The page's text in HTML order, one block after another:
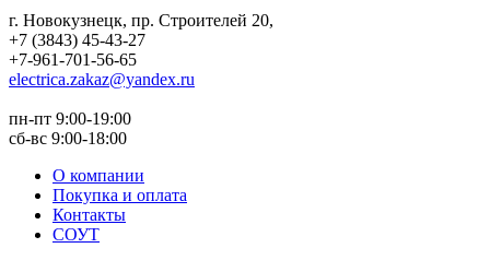
г. Новокузнецк, пр. Строителей 20,
+7 (3843) 45-43-27
+7-961-701-56-65
electrica.zakaz@yandex.ru
пн-пт 9:00-19:00
сб-вс 9:00-18:00
О компании
Покупка и оплата
Контакты
СОУТ